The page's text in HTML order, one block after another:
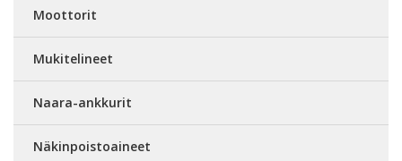
Moottorit
Mukitelineet
Naara-ankkurit
Näkinpoistoaineet